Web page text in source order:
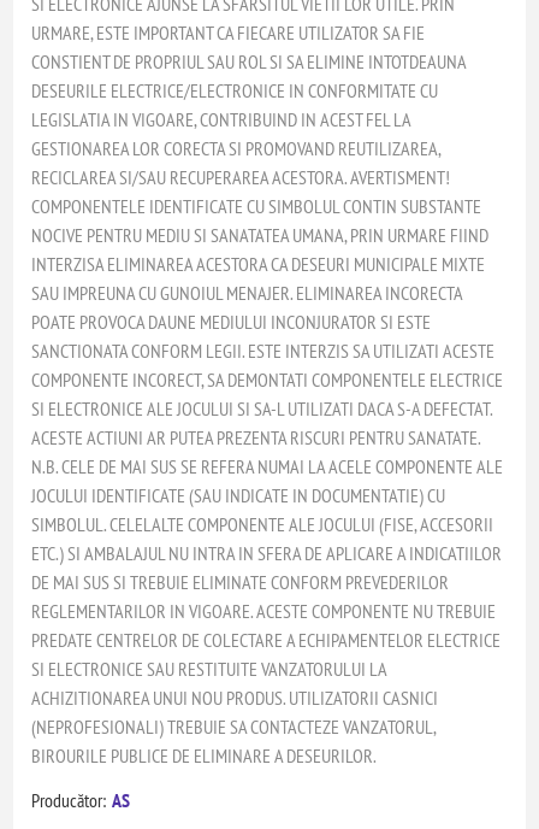
URMARE, ESTE IMPORTANT CA FIECARE UTILIZATOR SA FIE
CONSTIENT DE PROPRIUL SAU ROL SI SA ELIMINE INTOTDEAUNA
DESEURILE ELECTRICE/ELECTRONICE IN CONFORMITATE CU
LEGISLATIA IN VIGOARE, CONTRIBUIND IN ACEST FEL LA
GESTIONAREA LOR CORECTA SI PROMOVAND REUTILIZAREA,
RECICLAREA SI/SAU RECUPERAREA ACESTORA. AVERTISMENT!
COMPONENTELE IDENTIFICATE CU SIMBOLUL CONTIN SUBSTANTE
NOCIVE PENTRU MEDIU SI SANATATEA UMANA, PRIN URMARE FIIND
INTERZISA ELIMINAREA ACESTORA CA DESEURI MUNICIPALE MIXTE
SAU IMPREUNA CU GUNOIUL MENAJER. ELIMINAREA INCORECTA
POATE PROVOCA DAUNE MEDIULUI INCONJURATOR SI ESTE
SANCTIONATA CONFORM LEGII. ESTE INTERZIS SA UTILIZATI ACESTE
COMPONENTE INCORECT, SA DEMONTATI COMPONENTELE ELECTRICE
SI ELECTRONICE ALE JOCULUI SI SA-L UTILIZATI DACA S-A DEFECTAT.
ACESTE ACTIUNI AR PUTEA PREZENTA RISCURI PENTRU SANATATE.
N.B. CELE DE MAI SUS SE REFERA NUMAI LA ACELE COMPONENTE ALE
JOCULUI IDENTIFICATE (SAU INDICATE IN DOCUMENTATIE) CU
SIMBOLUL. CELELALTE COMPONENTE ALE JOCULUI (FISE, ACCESORII
ETC.) SI AMBALAJUL NU INTRA IN SFERA DE APLICARE A INDICATIILOR
DE MAI SUS SI TREBUIE ELIMINATE CONFORM PREVEDERILOR
REGLEMENTARILOR IN VIGOARE. ACESTE COMPONENTE NU TREBUIE
PREDATE CENTRELOR DE COLECTARE A ECHIPAMENTELOR ELECTRICE
SI ELECTRONICE SAU RESTITUITE VANZATORULUI LA
ACHIZITIONAREA UNUI NOU PRODUS. UTILIZATORII CASNICI
(NEPROFESIONALI) TREBUIE SA CONTACTEZE VANZATORUL,
BIROURILE PUBLICE DE ELIMINARE A DESEURILOR.
Producător: AS